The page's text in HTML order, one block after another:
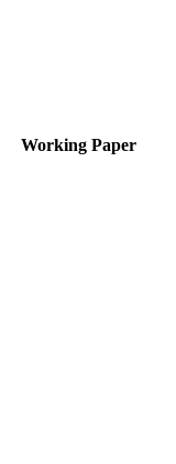
Working Paper